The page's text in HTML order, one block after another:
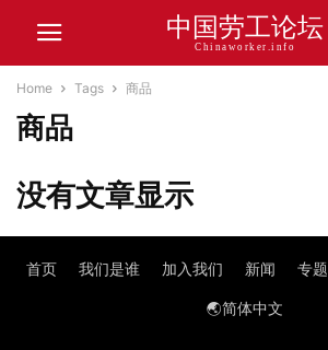
中国劳工论坛
Chinaworker.info
Home Tags 商品
商品
没有文章显示
首页 我们是谁 加入我们 新闻 专题
🌏简体中文